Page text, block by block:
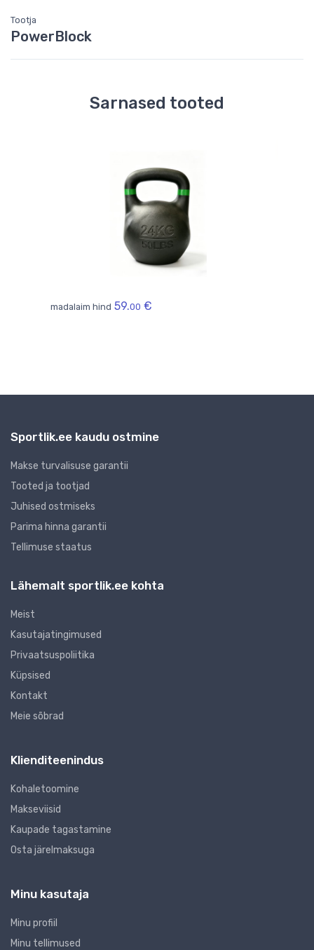
Tootja
PowerBlock
Sarnased tooted
madalaim hind 59.00 €
Sportlik.ee kaudu ostmine
Makse turvalisuse garantii
Tooted ja tootjad
Juhised ostmiseks
Parima hinna garantii
Tellimuse staatus
Lähemalt sportlik.ee kohta
Meist
Kasutajatingimused
Privaatsuspoliitika
Küpsised
Kontakt
Meie sõbrad
Klienditeenindus
Kohaletoomine
Makseviisid
Kaupade tagastamine
Osta järelmaksuga
Minu kasutaja
Minu profiil
Minu tellimused